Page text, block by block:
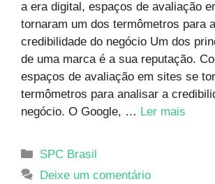
a era digital, espaços de avaliação
tornaram um dos termômetros para
credibilidade do negócio Um dos
de uma marca é a sua reputação.
espaços de avaliação em sites se
termômetros para analisar a
negócio. O Google, … Ler mais
SPC Brasil
Deixe um comentário